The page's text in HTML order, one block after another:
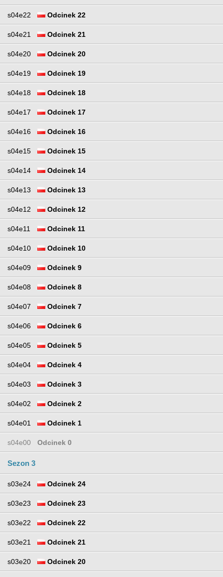
s04e22 Odcinek 22
s04e21 Odcinek 21
s04e20 Odcinek 20
s04e19 Odcinek 19
s04e18 Odcinek 18
s04e17 Odcinek 17
s04e16 Odcinek 16
s04e15 Odcinek 15
s04e14 Odcinek 14
s04e13 Odcinek 13
s04e12 Odcinek 12
s04e11 Odcinek 11
s04e10 Odcinek 10
s04e09 Odcinek 9
s04e08 Odcinek 8
s04e07 Odcinek 7
s04e06 Odcinek 6
s04e05 Odcinek 5
s04e04 Odcinek 4
s04e03 Odcinek 3
s04e02 Odcinek 2
s04e01 Odcinek 1
s04e00 Odcinek 0
Sezon 3
s03e24 Odcinek 24
s03e23 Odcinek 23
s03e22 Odcinek 22
s03e21 Odcinek 21
s03e20 Odcinek 20